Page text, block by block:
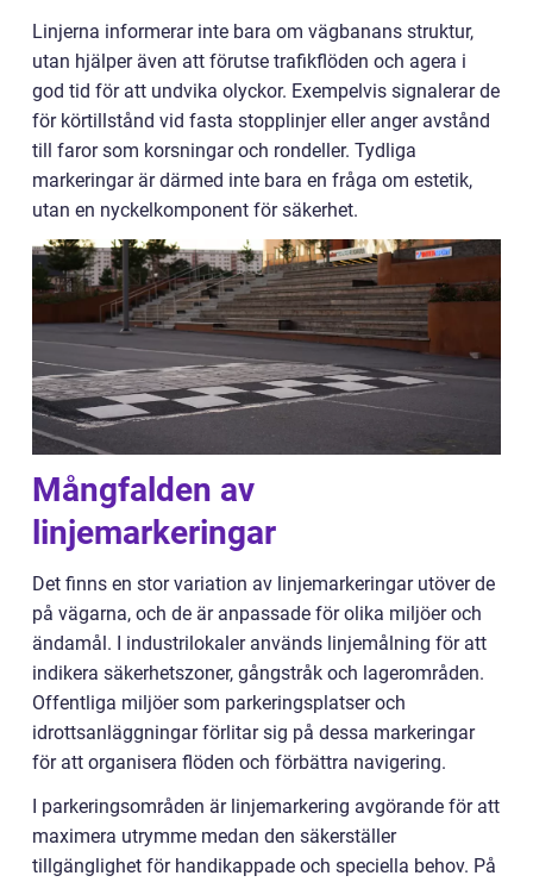
Linjerna informerar inte bara om vägbanans struktur,
utan hjälper även att förutse trafikflöden och agera i
god tid för att undvika olyckor. Exempelvis signalerar de
för körtillstånd vid fasta stopplinjer eller anger avstånd
till faror som korsningar och rondeller. Tydliga
markeringar är därmed inte bara en fråga om estetik,
utan en nyckelkomponent för säkerhet.
Mångfalden av
linjemarkeringar
Det finns en stor variation av linjemarkeringar utöver de
på vägarna, och de är anpassade för olika miljöer och
ändamål. I industrilokaler används linjemålning för att
indikera säkerhetszoner, gångstråk och lagerområden.
Offentliga miljöer som parkeringsplatser och
idrottsanläggningar förlitar sig på dessa markeringar
för att organisera flöden och förbättra navigering.
I parkeringsområden är linjemarkering avgörande för att
maximera utrymme medan den säkerställer
tillgänglighet för handikappade och speciella behov. På